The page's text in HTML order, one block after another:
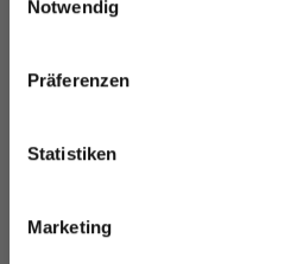
Notwendig
Präferenzen
Statistiken
Marketing
EUR 1.25
und erhalte